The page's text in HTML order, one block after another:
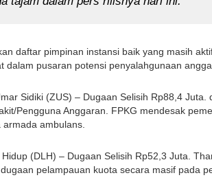
daftar pimpinan instansi baik yang masih
dalam pusaran potensi penyalahgunaan
Sidiki (ZUS) – Dugaan Selisih Rp88,4
Pengguna Anggaran. FPKG mendesak
ambulans.
(DLH) – Dugaan Selisih Rp52,3 Juta.
pelampauan kuota secara masif pada